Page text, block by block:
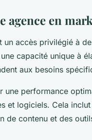
agence en
un accès privilégié à
capacité unique à
aux besoins
une performance
et logiciels. Cela
de contenu et des